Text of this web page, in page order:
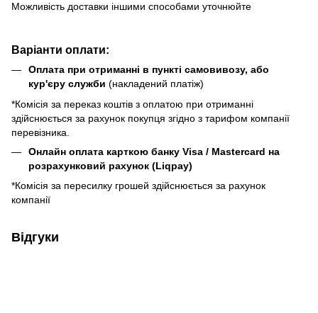
Можливість доставки іншими способами уточнюйте
Варіанти оплати:
Оплата при отриманні в пункті самовивозу, або
кур'єру служби (накладений платіж)
*Комісія за переказ коштів з оплатою при отриманні
здійснюється за рахунок покупця згідно з тарифом компанії
перевізника.
Онлайн оплата карткою банку Visa / Mastercard на
розрахунковий рахунок (Liqpay)
*Комісія за пересилку грошей здійснюється за рахунок
компанії
Відгуки